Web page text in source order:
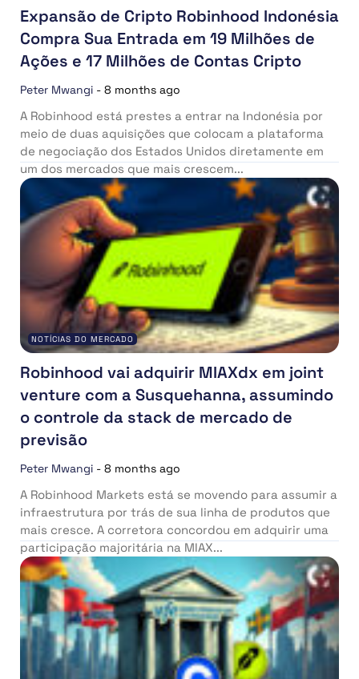
Expansão de Cripto Robinhood Indonésia
Compra Sua Entrada em 19 Milhões de
Ações e 17 Milhões de Contas Cripto
Peter Mwangi - 8 months ago
A Robinhood está prestes a entrar na Indonésia por
meio de duas aquisições que colocam a plataforma
de negociação dos Estados Unidos diretamente em
um dos mercados que mais crescem...
NOTÍCIAS DO MERCADO
Robinhood vai adquirir MIAXdx em joint
venture com a Susquehanna, assumindo
o controle da stack de mercado de
previsão
Peter Mwangi - 8 months ago
A Robinhood Markets está se movendo para assumir a
infraestrutura por trás de sua linha de produtos que
mais cresce. A corretora concordou em adquirir uma
participação majoritária na MIAX...